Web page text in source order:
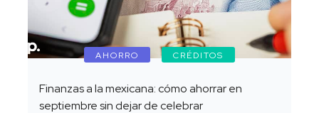
AHORRO CRÉDITOS
Finanzas a la mexicana: cómo ahorrar en
septiembre sin dejar de celebrar